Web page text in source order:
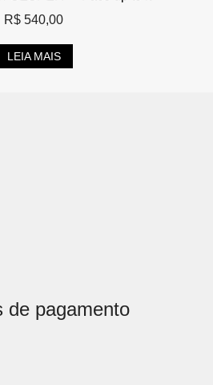
R$ 540,00
LEIA MAIS
de pagamento